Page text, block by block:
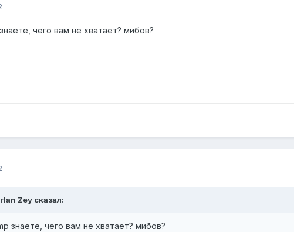
чего вам не хватает? мибов?
Zey сказал:
знаете, чего вам не хватает? мибов?